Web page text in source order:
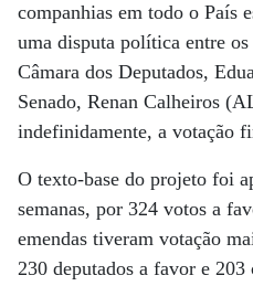
companhias em todo o País
uma disputa política entre os
Câmara dos Deputados,
Senado, Renan Calheiros
indefinidamente, a votação
O texto-base do projeto foi
semanas, por 324 votos a
emendas tiveram votação
230 deputados a favor e